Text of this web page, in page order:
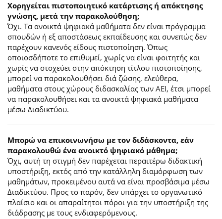
Χορηγείται πιστοποιητικό κατάρτισης ή απόκτησης
γνώσης, μετά την παρακολούθηση;
Όχι. Τα ανοικτά ψηφιακά μαθήματα δεν είναι πρόγραμμα
σπουδών ή εξ αποστάσεως εκπαίδευσης και συνεπώς δεν
παρέχουν κανενός είδους πιστοποίηση. Όπως
οποιοσδήποτε το επιθυμεί, χωρίς να είναι φοιτητής και
χωρίς να στοχεύει στην απόκτηση τίτλου πιστοποίησης,
μπορεί να παρακολουθήσει διά ζώσης, ελεύθερα,
μαθήματα στους χώρους διδασκαλίας των ΑΕΙ, έτσι μπορεί
να παρακολουθήσει και τα ανοικτά ψηφιακά μαθήματα
μέσω Διαδικτύου.
Μπορώ να επικοινωνήσω με τον διδάσκοντα, εάν
παρακολουθώ ένα ανοικτό ψηφιακό μάθημα;
Όχι, αυτή τη στιγμή δεν παρέχεται περαιτέρω διδακτική
υποστήριξη, εκτός από την κατάλληλη διαμόρφωση των
μαθημάτων, προκειμένου αυτά να είναι προσβάσιμα μέσω
Διαδικτύου. Προς το παρόν, δεν υπάρχει το οργανωτικό
πλαίσιο και οι απαραίτητοι πόροι για την υποστήριξη της
διάδρασης με τους ενδιαφερόμενους.